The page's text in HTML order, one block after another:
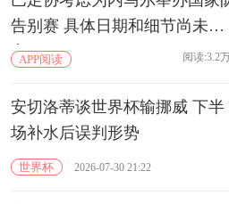
告别赛 具体日期和细节尚未敲
定APP阅读 阅读:3.2
安切洛蒂谈世界杯输挪威 下半
场补水后误判形势
世界杯 2026-07-30 21:22